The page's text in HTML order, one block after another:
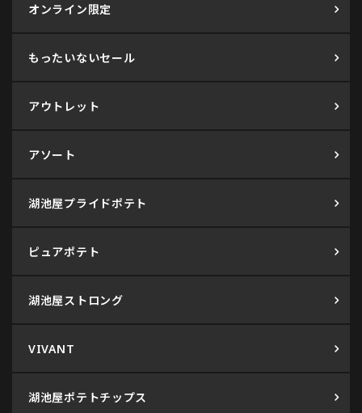
オンライン限定
もったいないセール
アウトレット
アソート
湖池屋プライドポテト
ピュアポテト
湖池屋ストロング
VIVANT
湖池屋ポテトチップス